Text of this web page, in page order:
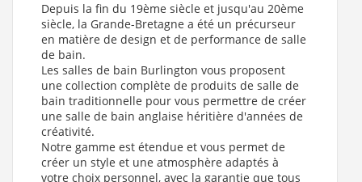
Depuis la fin du 19ème siècle et jusqu'au 20ème
siècle, la Grande-Bretagne a été un précurseur
en matière de design et de performance de salle
de bain.
Les salles de bain Burlington vous proposent
une collection complète de produits de salle de
bain traditionnelle pour vous permettre de créer
une salle de bain anglaise héritière d'années de
créativité.
Notre gamme est étendue et vous permet de
créer un style et une atmosphère adaptés à
votre choix personnel, avec la garantie que tous